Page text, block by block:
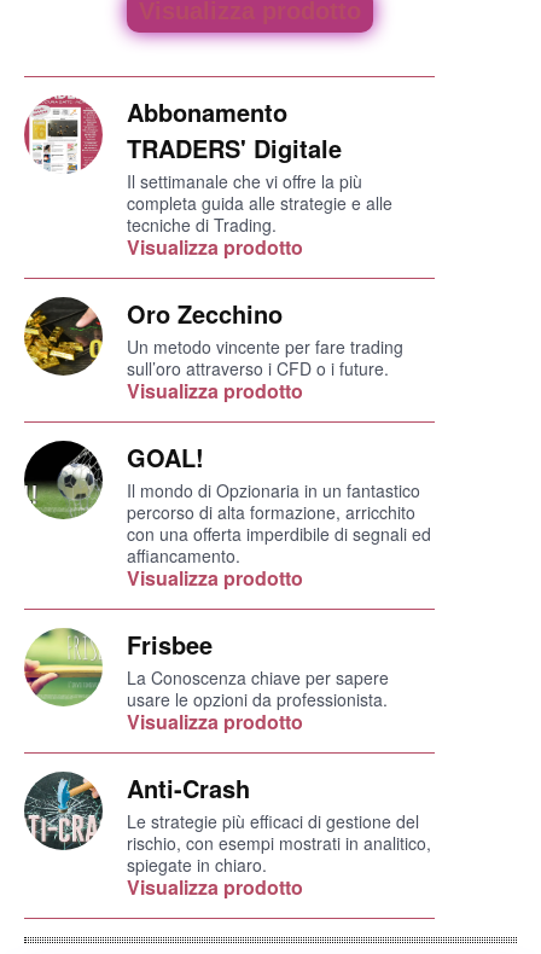
Abbonamento
TRADERS' Digitale
Il settimanale che vi offre la più
completa guida alle strategie e alle
tecniche di Trading.
Visualizza prodotto
Oro Zecchino
Un metodo vincente per fare trading
sull’oro attraverso i CFD o i future.
Visualizza prodotto
GOAL!
Il mondo di Opzionaria in un fantastico
percorso di alta formazione, arricchito
con una offerta imperdibile di segnali ed
affiancamento.
Visualizza prodotto
Frisbee
La Conoscenza chiave per sapere
usare le opzioni da professionista.
Visualizza prodotto
Anti-Crash
Le strategie più efficaci di gestione del
rischio, con esempi mostrati in analitico,
spiegate in chiaro.
Visualizza prodotto